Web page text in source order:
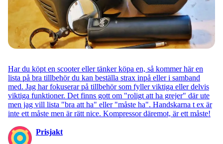
Har du köpt en scooter eller tänker köpa en, så kommer här en
lista på bra tillbehör du kan beställa strax inpå eller i samband
med. Jag har fokuserar på tillbehör som fyller viktiga eller delvis
viktiga funktioner. Det finns gott om "roligt att ha grejer" där ute
men jag vill lista "bra att ha" eller "måste ha". Handskarna t ex är
inte ett måste men är rätt nice. Kompressor däremot, är ett måste!
Prisjakt